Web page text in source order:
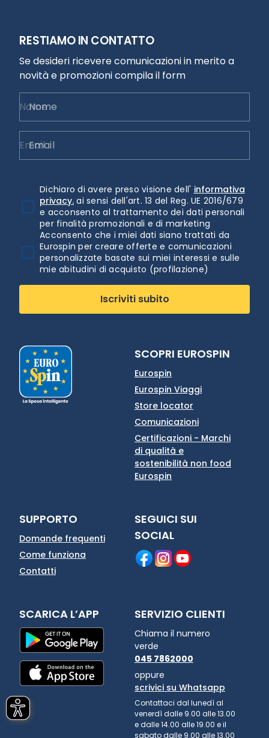
RESTIAMO IN CONTATTO
Se desideri ricevere comunicazioni in merito a
novità e promozioni compila il form
Nome
Email
Dichiaro di avere preso visione dell' informativa
privacy. ai sensi dell'art. 13 del Reg. UE 2016/679
e acconsento al trattamento dei dati personali
per finalità promozionali e di marketing
Acconsento che i miei dati siano trattati da
Eurospin per creare offerte e comunicazioni
personalizzate basate sui miei interessi e sulle
mie abitudini di acquisto (profilazione)
Iscriviti subito
SCOPRI EUROSPIN
Eurospin
Eurospin Viaggi
Store locator
Comunicazioni
Certificazioni - Marchi
di qualità e
sostenibilità non food
Eurospin
SUPPORTO
Domande frequenti
Come funziona
Contatti
SEGUICI SUI
SOCIAL
SCARICA L’APP SERVIZIO CLIENTI
Chiama il numero
verde
045 7862000
oppure
scrivici su Whatsapp
Contattaci dal lunedì al
venerdì dalle 9.00 alle 13.00
e dalle 14.00 alle 19.00 e il
sabato dalle 9.00 alle 13.00